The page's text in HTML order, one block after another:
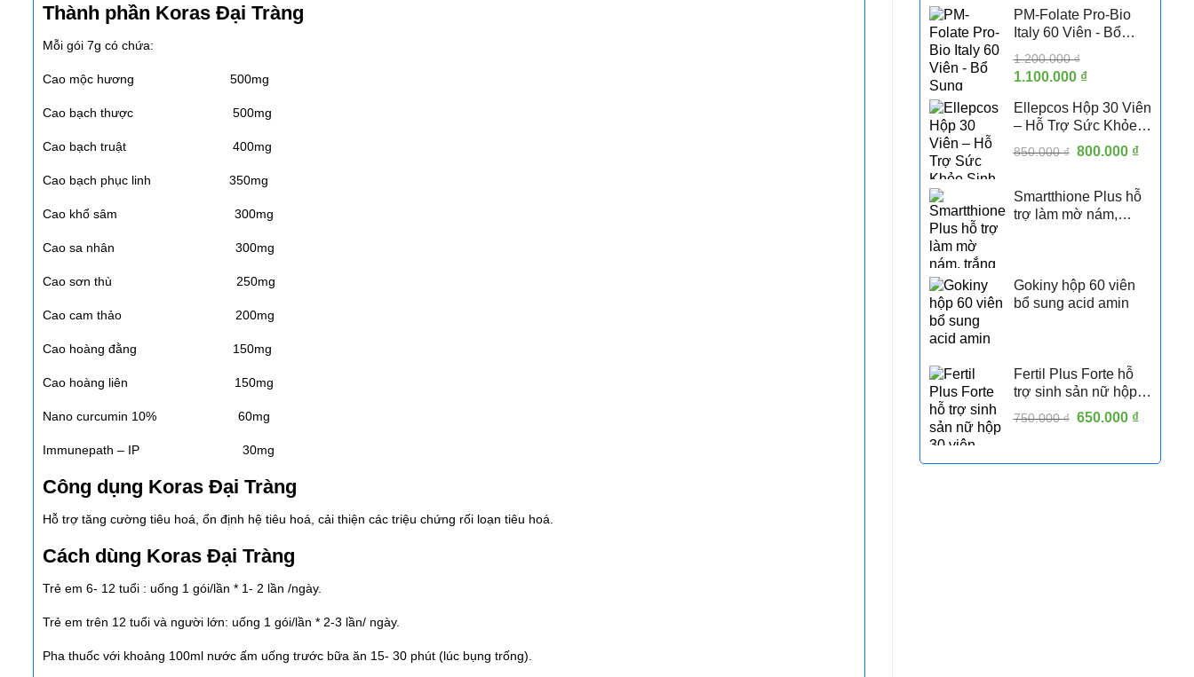
PM-Folate Pro-Bio
Italy 60 Viên - Bổ
Tính 5-MTHF Hỗ Trợ
Sức Khỏe Sinh Sản
Nữ
1.200.000₫
Giá
là:
1.200.000 ₫.
1.100.000 ₫Giá
tại
là:
1.100.000 ₫.
Ellepcos Hộp 30 Viên
– Hỗ Trợ Sức Khỏe
Sinh Sản Nữ, Hỗ Trợ
Phụ Nữ PCOS
850.000₫ Giá
850.000 ₫.
800.000 ₫
tại
Smartthione Plus hỗ
trợ làm mờ nám,
Gokiny hộp 60 viên
bổ sung acid amin
Fertil Plus Forte hỗ
trợ sinh sản nữ hộp
750.000₫ Giá
650.000 ₫
Thành phần Koras Đại Tràng
Mỗi gói 7g có chứa:
Cao mộc hương 500mg
Cao bạch thược 500mg
Cao bạch truật 400mg
Cao bạch phục linh 350mg
Cao khổ sâm 300mg
Cao sa nhân 300mg
Cao sơn thù 250mg
Cao cam thảo 200mg
Cao hoàng đằng 150mg
Cao hoàng liên 150mg
Nano curcumin 10% 60mg
Immunepath – IP 30mg
Công dụng Koras Đại Tràng
Hỗ trợ tăng cường tiêu hoá, ổn định hệ tiêu hoá, cải thiện các triệu chứng rối loạn tiêu hoá.
Cách dùng Koras Đại Tràng
Trẻ em 6- 12 tuổi : uống 1 gói/lần * 1- 2 lần /ngày.
Trẻ em trên 12 tuổi và người lớn: uống 1 gói/lần * 2-3 lần/ ngày.
Pha thuốc với khoảng 100ml nước ấm uống trước bữa ăn 15- 30 phút (lúc bụng trống).